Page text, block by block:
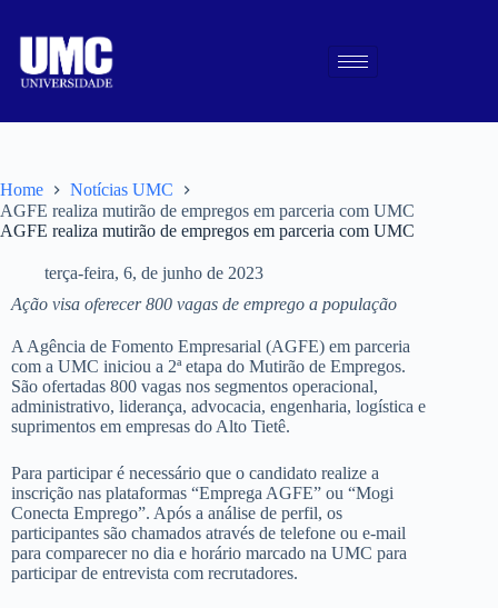
Home
Notícias UMC
AGFE realiza mutirão de empregos em parceria com UMC
AGFE realiza mutirão de empregos em parceria com UMC
terça-feira, 6, de junho de 2023
Ação visa oferecer 800 vagas de emprego a população
A Agência de Fomento Empresarial (AGFE) em parceria
com a UMC iniciou a 2ª etapa do Mutirão de Empregos.
São ofertadas 800 vagas nos segmentos operacional,
administrativo, liderança, advocacia, engenharia, logística e
suprimentos em empresas do Alto Tietê.
Para participar é necessário que o candidato realize a
inscrição nas plataformas “Emprega AGFE” ou “Mogi
Conecta Emprego”. Após a análise de perfil, os
participantes são chamados através de telefone ou e-mail
para comparecer no dia e horário marcado na UMC para
participar de entrevista com recrutadores.